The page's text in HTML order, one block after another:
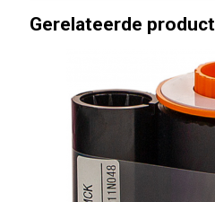
Gerelateerde